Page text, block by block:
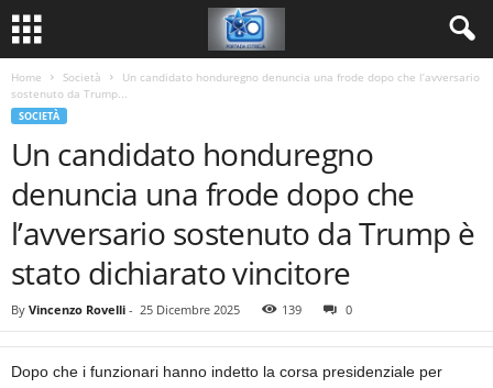
Home Società
Un candidato honduregno denuncia una frode dopo che l’avversario
sostenuto da Trump...
SOCIETÀ
Un candidato honduregno
denuncia una frode dopo che
l’avversario sostenuto da Trump è
stato dichiarato vincitore
By Vincenzo Rovelli - 25 Dicembre 2025 139 0
Dopo che i funzionari hanno indetto la corsa presidenziale per